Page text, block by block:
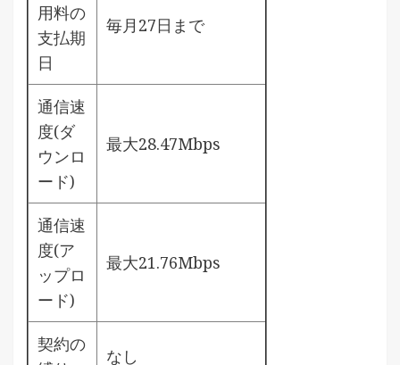
用料の
支払期
日
毎月27日まで
通信速
度(ダ
ウンロ
ード)
最大28.47Mbps
通信速
度(ア
ップロ
ード)
最大21.76Mbps
契約の
なし